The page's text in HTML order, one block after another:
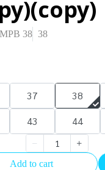
38 38
37 38
43 44
Add to cart